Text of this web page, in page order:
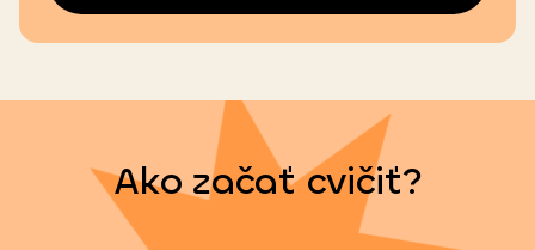
Ako začať cvičiť?